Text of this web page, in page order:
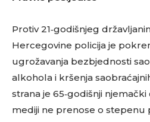
Protiv 21‑godišnjeg
Hercegovine policija je
ugrožavanja bezbjednosti
alkohola i kršenja
strana je 65‑godišnji
mediji ne prenose o stepenu